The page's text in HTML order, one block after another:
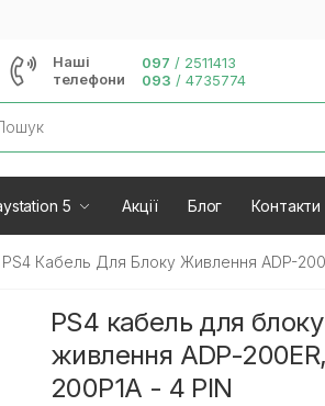
Наші
телефони
097 / 2511413
093 / 4735774
5 Акції Блог Контакти
PS4 Кабель Для Блоку Живлення ADP-
PS4 кабель для блоку
живлення ADP-
200P1A - 4 PIN